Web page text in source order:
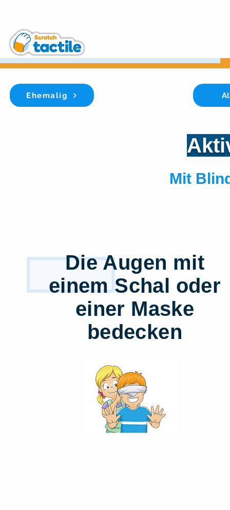
Ehemalig
Mit
Die Augen mit
einem Schal oder
einer Maske
bedecken